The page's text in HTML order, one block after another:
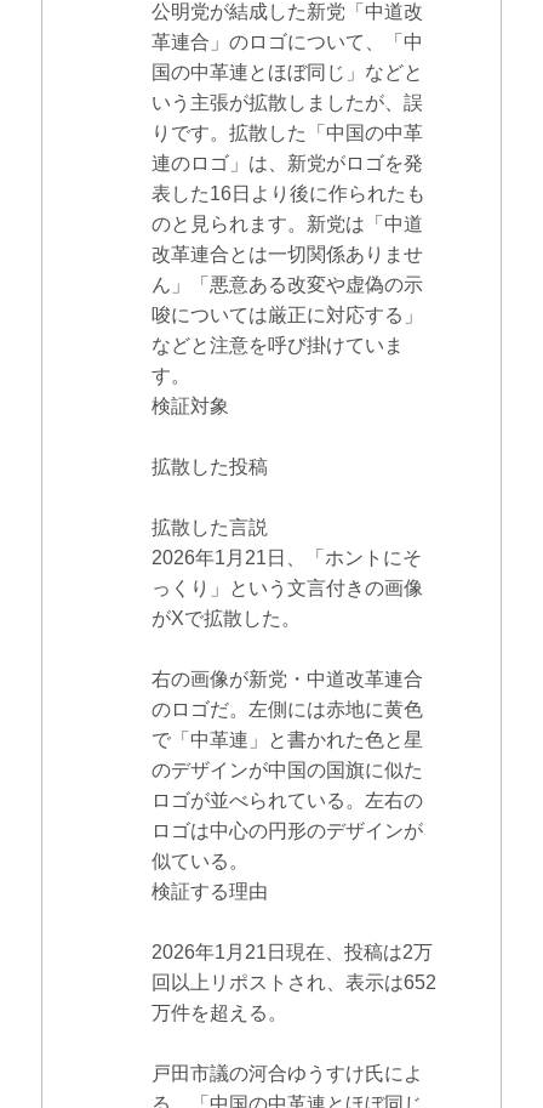
公明党が結成した新党「中道改
革連合」のロゴについて、「中
国の中革連とほぼ同じ」などと
いう主張が拡散しましたが、誤
りです。拡散した「中国の中革
連のロゴ」は、新党がロゴを発
表した16日より後に作られたも
のと見られます。新党は「中道
改革連合とは一切関係ありませ
ん」「悪意ある改変や虚偽の示
唆については厳正に対応する」
などと注意を呼び掛けていま
す。
検証対象
拡散した投稿
拡散した言説
2026年1月21日、「ホントにそ
っくり」という文言付きの画像
がXで拡散した。
右の画像が新党・中道改革連合
のロゴだ。左側には赤地に黄色
で「中革連」と書かれた色と星
のデザインが中国の国旗に似た
ロゴが並べられている。左右の
ロゴは中心の円形のデザインが
似ている。
検証する理由
2026年1月21日現在、投稿は2万
回以上リポストされ、表示は652
万件を超える。
戸田市議の河合ゆうすけ氏によ